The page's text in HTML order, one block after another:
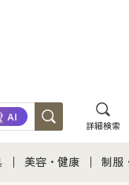
詳細検索
美容・健康 制服